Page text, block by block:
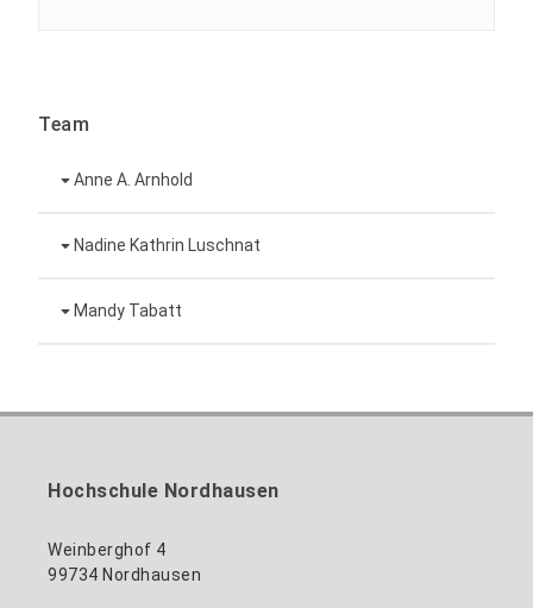
Team
Anne A. Arnhold
+49 3631 420-151
anne-ariane.arnhold@hs-nordhausen.de
Nadine Kathrin Luschnat
Gebäude 12 (Erdgeschoss)
Mandy Tabatt
mandy.tabatt@hs-nordhausen.de
Gebäude 11, Raum 11.0101
Hochschule Nordhausen
Weinberghof 4
99734 Nordhausen